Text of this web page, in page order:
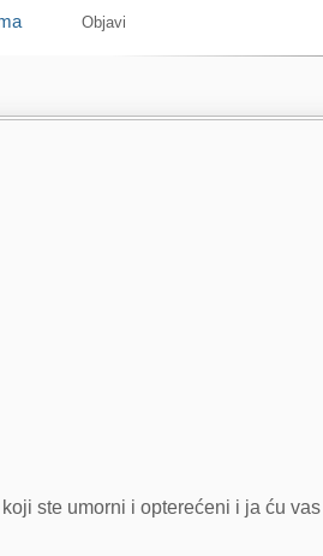
Objavi
ste umorni i opterećeni i ja ću